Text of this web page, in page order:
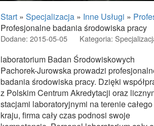
Start » Specjalizacja » Inne Usługi »
Profesjonalne badania środowiska pracy
Dodane: 2015-05-05 Kategoria:
laboratorium Badan Środowiskowych
Pachorek-Jurowska prowadzi
badania środowiska pracy. Dzięki
z Polskim Centrum Akredytacji oraz
stacjami laboratoryjnymi na terenie całego
kraju, firma cały czas podnosi swoje